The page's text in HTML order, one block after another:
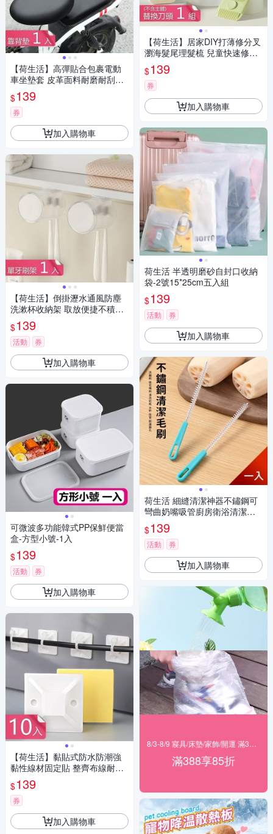
【荷生活】高彈貼合包裹電動
車坐墊套 皮革面料耐磨耐刮防
水耐曬坐墊套-靠背墊1入組
$139
券
加入購物車
【荷生活】倒掛瀝水通風防塵
洗漱杯收納架 取放便捷不積水
雙槽位牙刷架-單牙刷杯架1入
組
$139
活動 券
加入購物車
可微波多功能韓式PP保鮮便當
盒-方型小號-1入
$139
活動 券
加入購物車
【荷生活】黏貼式防水防潮強
黏性線材固定貼 整齊布線耐腐
耐鏽線裁定位片-10入組
$139
券
加入購物車
【荷生活】居家DIY打薄修分叉
瀏海髮尾理髮梳 兒童快速修髮
刀-替換刀頭五入1組
$139
券
加入購物車
荷生活 半透明磨砂自封口收納
袋-2號15*25cm五入組
$139
活動 券
加入購物車
荷生活 細縫清潔神器不鏽鋼可
彎曲奶嘴吸管廚房衛浴清潔刷 1
入
$139
活動 券
加入購物車
滿388享85折